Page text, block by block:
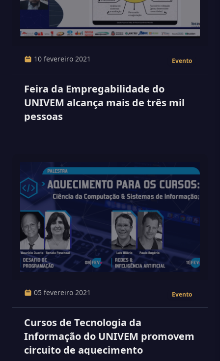
10 fevereiro 2021 Evento
Feira da Empregabilidade do
UNIVEM alcança mais de três mil
pessoas
05 fevereiro 2021 Evento
Cursos de Tecnologia da
Informação do UNIVEM promovem
circuito de aquecimento